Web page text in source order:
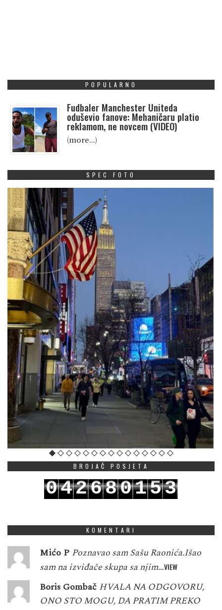
POPULARNO
Fudbaler Manchester Uniteda
oduševio fanove: Mehaničaru platio
reklamom, ne novcem (VIDEO)
(more…)
SPEC FOTO
BROJAČ POSJETA
042680153
KOMENTARI
Mićo P Poznavao sam Sašu Raonića.Išao
sam na izviđače skupa sa njim…VIEW
Boris Gombač HVALA NA ODGOVORU,
ONO STO MOGU, DA PRATIM PREKO